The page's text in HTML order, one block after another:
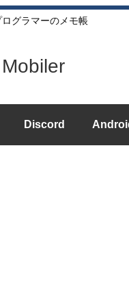
グラマーのメモ帳
Discord